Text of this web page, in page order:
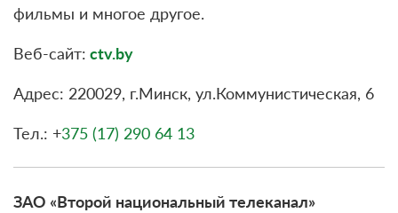
фильмы и многое другое.
Веб-сайт: ctv.by
Адрес: 220029, г.Минск, ул.Коммунистическая, 6
Тел.: +375 (17) 290 64 13
ЗАО «Второй национальный телеканал»